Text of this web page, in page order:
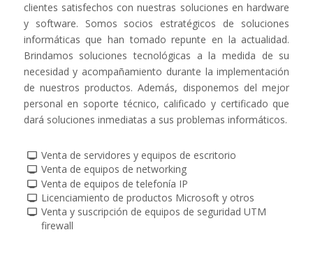
clientes satisfechos con nuestras soluciones en hardware
y software. Somos socios estratégicos de soluciones
informáticas que han tomado repunte en la actualidad.
Brindamos soluciones tecnológicas a la medida de su
necesidad y acompañamiento durante la implementación
de nuestros productos. Además, disponemos del mejor
personal en soporte técnico, calificado y certificado que
dará soluciones inmediatas a sus problemas informáticos.
Venta de servidores y equipos de escritorio
Venta de equipos de networking
Venta de equipos de telefonía IP
Licenciamiento de productos Microsoft y otros
Venta y suscripción de equipos de seguridad UTM
firewall